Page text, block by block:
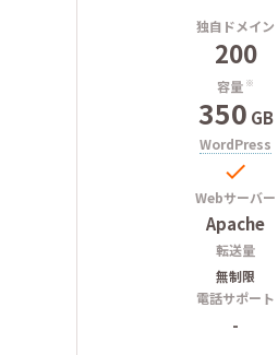
独自ドメイン
200
容量 ※
350 GB
WordPress

Webサーバー
Apache
転送量
無制限
電話サポート
-